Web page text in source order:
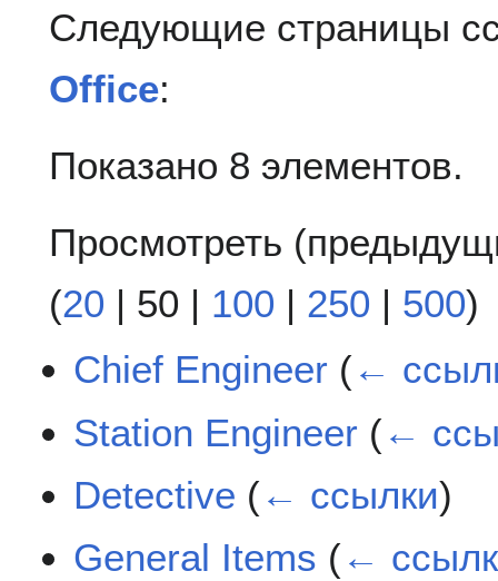
Следующие страницы
Office:
Показано 8 элементов.
Просмотреть (
(20 | 50 | 100 | 250 | 500)
Chief Engineer (←
Station Engineer (←
Detective (← ссылки)
General Items (←